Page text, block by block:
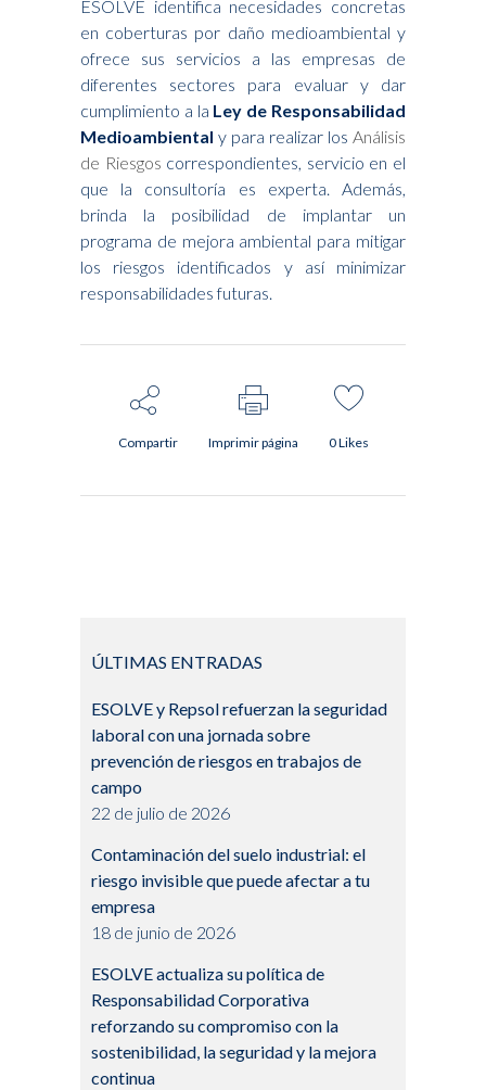
ESOLVE identifica necesidades concretas
en coberturas por daño medioambiental y
ofrece sus servicios a las empresas de
diferentes sectores para evaluar y dar
cumplimiento a la Ley de Responsabilidad
Medioambiental y para realizar los Análisis
de Riesgos correspondientes, servicio en el
que la consultoría es experta. Además,
brinda la posibilidad de implantar un
programa de mejora ambiental para mitigar
los riesgos identificados y así minimizar
responsabilidades futuras.
Compartir Imprimir página 0Likes
ÚLTIMAS ENTRADAS
ESOLVE y Repsol refuerzan la seguridad
laboral con una jornada sobre
prevención de riesgos en trabajos de
campo
22 de julio de 2026
Contaminación del suelo industrial: el
riesgo invisible que puede afectar a tu
empresa
18 de junio de 2026
ESOLVE actualiza su política de
Responsabilidad Corporativa
reforzando su compromiso con la
sostenibilidad, la seguridad y la mejora
continua